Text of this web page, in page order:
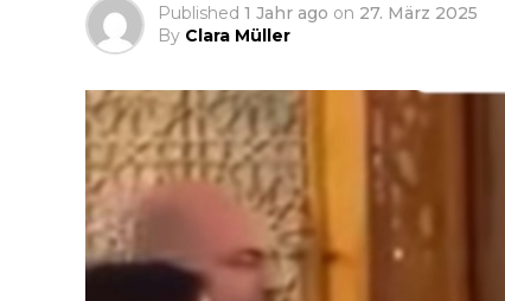
Published 1 Jahr ago on 27. März 2025
By Clara Müller